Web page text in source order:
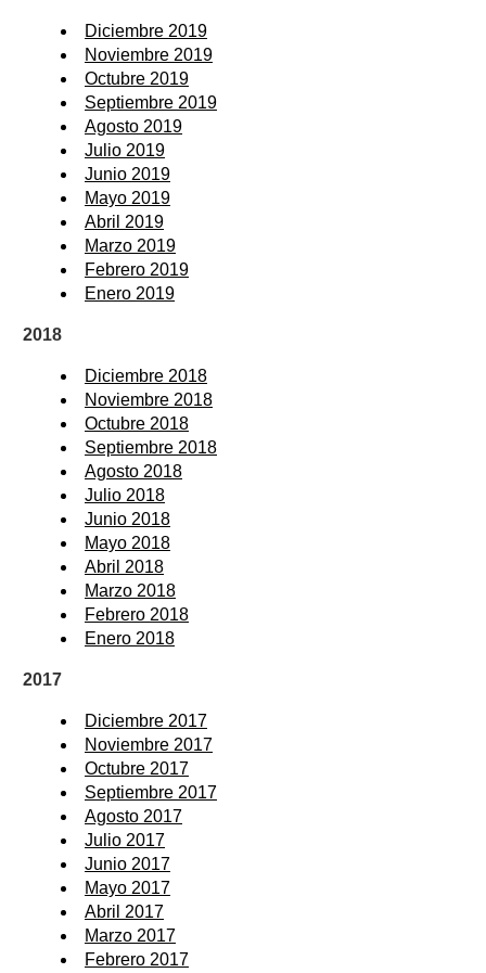
Diciembre 2019
Noviembre 2019
Octubre 2019
Septiembre 2019
Agosto 2019
Julio 2019
Junio 2019
Mayo 2019
Abril 2019
Marzo 2019
Febrero 2019
Enero 2019
2018
Diciembre 2018
Noviembre 2018
Octubre 2018
Septiembre 2018
Agosto 2018
Julio 2018
Junio 2018
Mayo 2018
Abril 2018
Marzo 2018
Febrero 2018
Enero 2018
2017
Diciembre 2017
Noviembre 2017
Octubre 2017
Septiembre 2017
Agosto 2017
Julio 2017
Junio 2017
Mayo 2017
Abril 2017
Marzo 2017
Febrero 2017